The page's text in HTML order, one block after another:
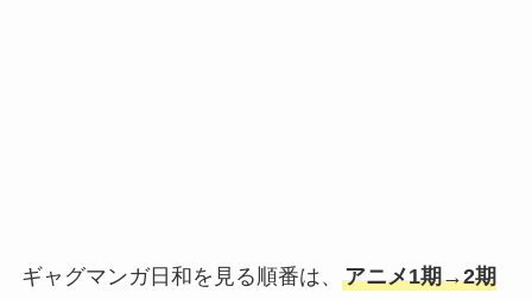
ギャグマンガ日和を見る順番は、 アニメ1期→2期